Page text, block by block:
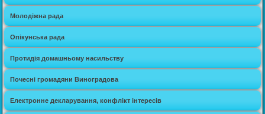
Молодіжна рада
Опікунська рада
Протидія домашньому насильству
Почесні громадяни Виноградова
Електронне декларування, конфлікт інтересів